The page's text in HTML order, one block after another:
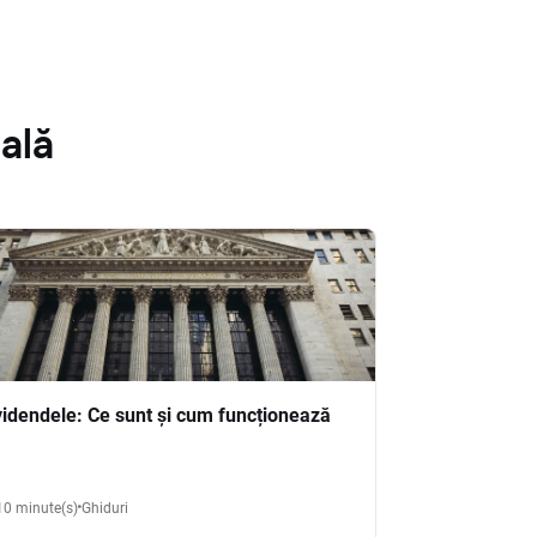
Ce sunt și cum funcționează
minute(s) Ghiduri